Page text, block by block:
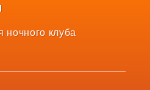
ночного клуба